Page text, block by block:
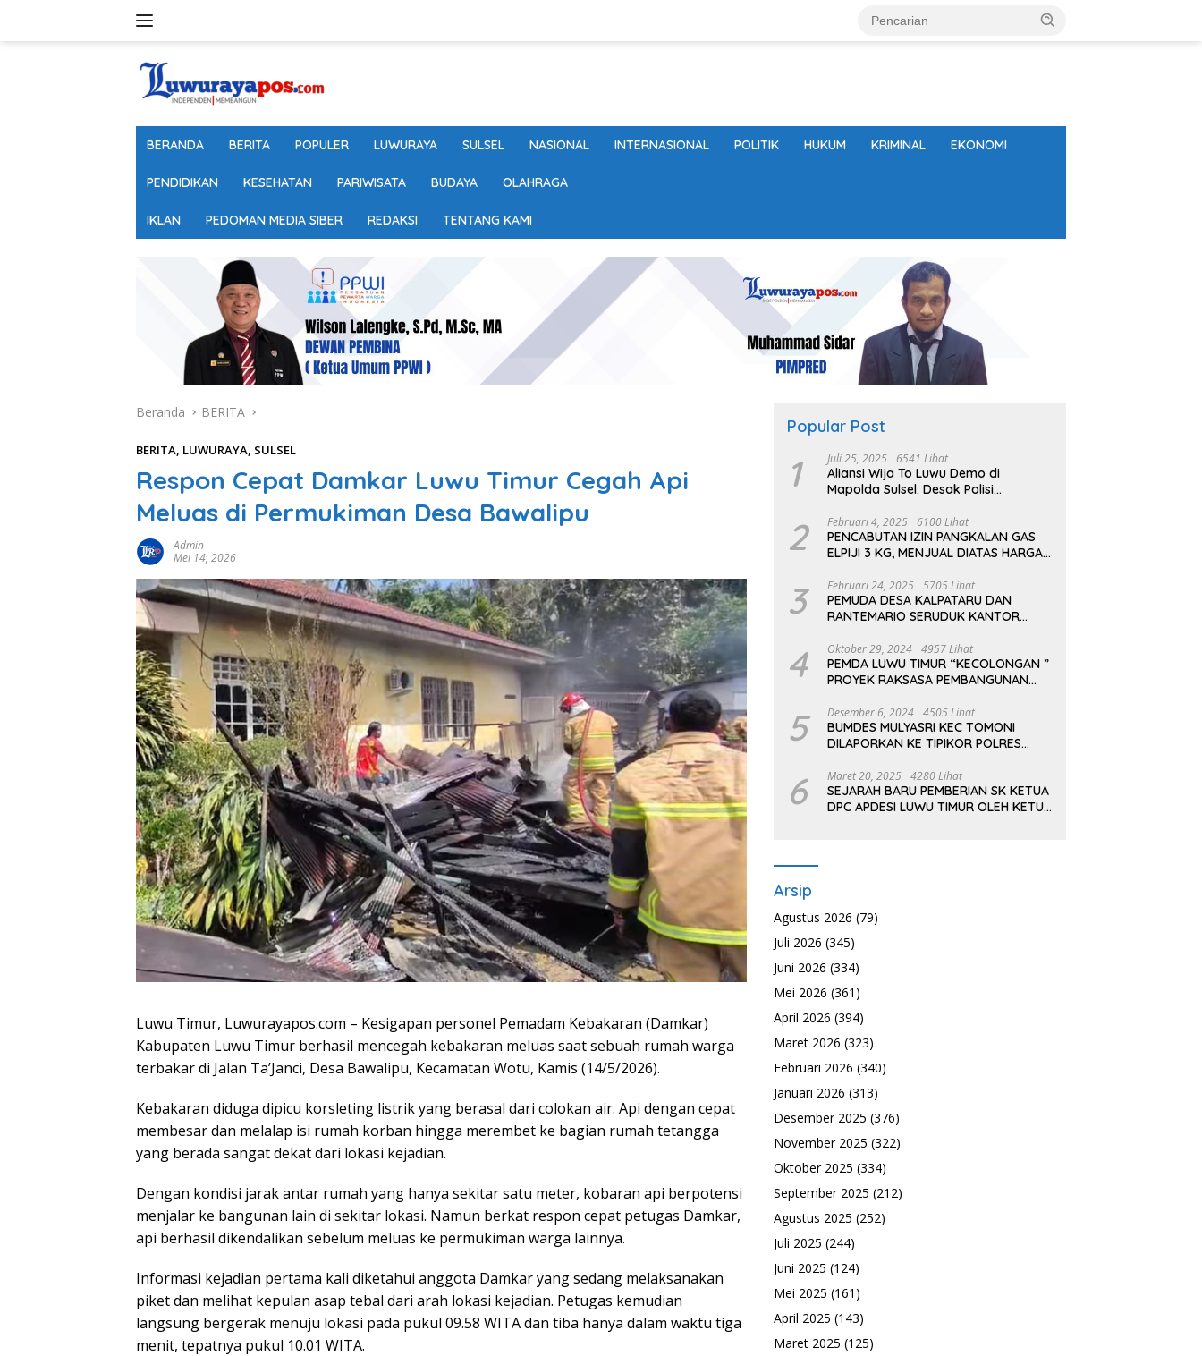
BERANDA BERITA POPULER LUWURAYA SULSEL NASIONAL INTERNASIONAL POLITIK HUKUM KRIMINAL EKONOMI
PENDIDIKAN KESEHATAN PARIWISATA BUDAYA OLAHRAGA
IKLAN PEDOMAN MEDIA SIBER REDAKSI TENTANG KAMI
Beranda BERITA
BERITA, LUWURAYA, SULSEL
Respon Cepat Damkar Luwu Timur Cegah Api
Meluas di Permukiman Desa Bawalipu
Admin
Mei 14, 2026
Luwu Timur, Luwurayapos.com – Kesigapan personel Pemadam Kebakaran (Damkar)
Kabupaten Luwu Timur berhasil mencegah kebakaran meluas saat sebuah rumah warga
terbakar di Jalan Ta’Janci, Desa Bawalipu, Kecamatan Wotu, Kamis (14/5/2026).
Kebakaran diduga dipicu korsleting listrik yang berasal dari colokan air. Api dengan cepat
membesar dan melalap isi rumah korban hingga merembet ke bagian rumah tetangga
yang berada sangat dekat dari lokasi kejadian.
Dengan kondisi jarak antar rumah yang hanya sekitar satu meter, kobaran api berpotensi
menjalar ke bangunan lain di sekitar lokasi. Namun berkat respon cepat petugas Damkar,
api berhasil dikendalikan sebelum meluas ke permukiman warga lainnya.
Informasi kejadian pertama kali diketahui anggota Damkar yang sedang melaksanakan
piket dan melihat kepulan asap tebal dari arah lokasi kejadian. Petugas kemudian
langsung bergerak menuju lokasi pada pukul 09.58 WITA dan tiba hanya dalam waktu tiga
menit, tepatnya pukul 10.01 WITA.
Popular Post
1 Juli 25, 2025 6541 Lihat
Aliansi Wija To Luwu Demo di
Mapolda Sulsel. Desak Polisi
Kampus dan Asrama
2 Februari 4, 2025 6100 Lihat
PENCABUTAN IZIN PANGKALAN GAS
ELPIJI 3 KG, MENJUAL DIATAS HARGA
3 Februari 24, 2025 5705 Lihat
PEMUDA DESA KALPATARU DAN
RANTEMARIO SERUDUK KANTOR
TOMONI
4 Oktober 29, 2024 4957 Lihat
PEMDA LUWU TIMUR “KECOLONGAN ”
PROYEK RAKSASA PEMBANGUNAN
5 Desember 6, 2024 4505 Lihat
BUMDES MULYASRI KEC TOMONI
DILAPORKAN KE TIPIKOR POLRES
6 Maret 20, 2025 4280 Lihat
SEJARAH BARU PEMBERIAN SK KETUA
DPC APDESI LUWU TIMUR OLEH KETUA
Arsip
Agustus 2026 (79)
Juli 2026 (345)
Juni 2026 (334)
Mei 2026 (361)
April 2026 (394)
Maret 2026 (323)
Februari 2026 (340)
Januari 2026 (313)
Desember 2025 (376)
November 2025 (322)
Oktober 2025 (334)
September 2025 (212)
Agustus 2025 (252)
Juli 2025 (244)
Juni 2025 (124)
Mei 2025 (161)
April 2025 (143)
Maret 2025 (125)